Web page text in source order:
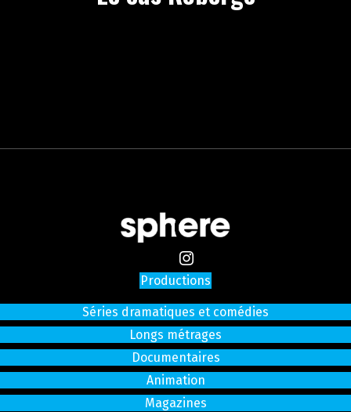
Productions
Séries dramatiques et comédies
Longs métrages
Documentaires
Animation
Magazines